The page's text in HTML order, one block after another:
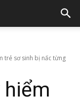
trẻ sơ sinh bị nấc từng
hiểm